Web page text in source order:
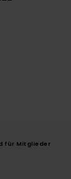
für Mitglieder